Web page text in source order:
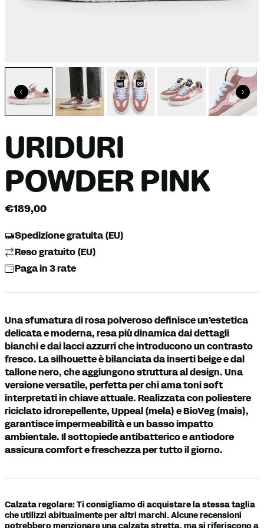
URIDURI
POWDER PINK
€189,00
Spedizione gratuita (EU)
Reso gratuito (EU)
Paga in 3 rate
Una sfumatura di rosa polveroso definisce un’estetica
delicata e moderna, resa più dinamica dai dettagli
bianchi e dai lacci azzurri che introducono un contrasto
fresco. La silhouette è bilanciata da inserti beige e dal
tallone nero, che aggiungono struttura al design. Una
versione versatile, perfetta per chi ama toni soft
interpretati in chiave attuale. Realizzata con poliestere
riciclato idrorepellente, Uppeal (mela) e BioVeg (mais),
garantisce impermeabilità e un basso impatto
ambientale. Il sottopiede antibatterico e antiodore
assicura comfort e freschezza per tutto il giorno.
Calzata regolare: Ti consigliamo di acquistare la stessa taglia
che utilizzi abitualmente per altri marchi. Alcune recensioni